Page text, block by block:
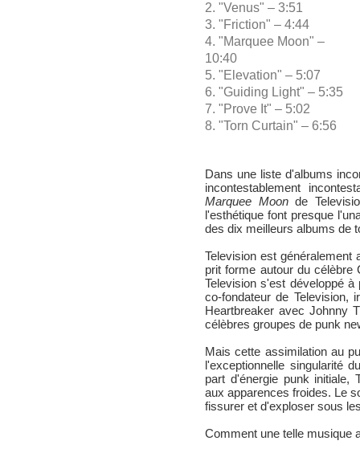
2. "Venus" – 3:51
3. "Friction" – 4:44
4. "Marquee Moon" –
10:40
5. "Elevation" – 5:07
6. "Guiding Light" – 5:35
7. "Prove It" – 5:02
8. "Torn Curtain" – 6:56
Dans une liste d'albums
incontestablement
Marquee Moonde
l'esthétique font presque
des dix meilleurs albums de
Television est
prit forme autour du célèbre
Television s'est développé
co-fondateur de Television,
Heartbreaker avec Johnny
célèbres groupes de punk
Mais cette assimilation au
l'exceptionnelle singularité
part d'énergie punk initiale,
aux apparences froides. Le
fissurer et d'exploser sous
Comment une telle musique